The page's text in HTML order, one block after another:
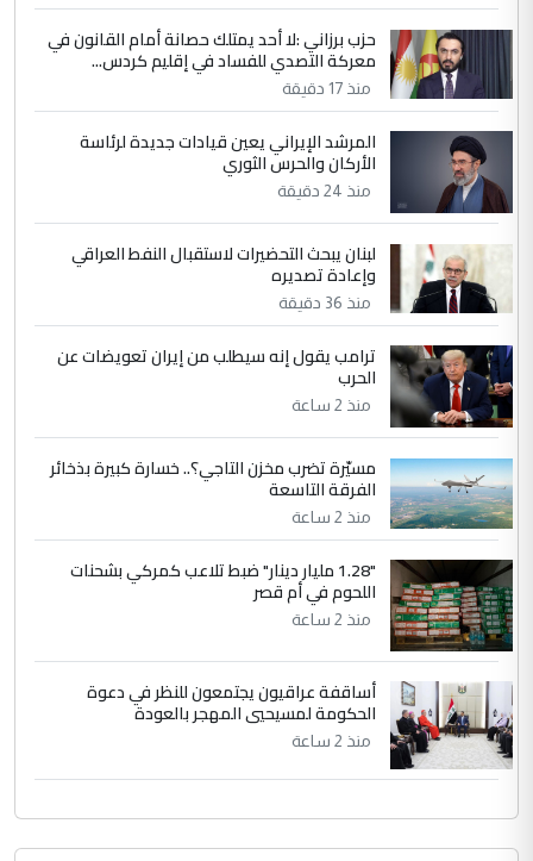
وبه نستعين
التعليق : في عهد النظام البائد وفي عام 1987
عندما قام النظام بفتح الماء للاهوار وفاضت
البساتين ...
الموضوع :
الكشف عن إجراءات لتمكين ضحايا
النظام السابق من التعويض (وثيقة)
5 وبه نستعين
عندما قام النظام بفتح الماء للاهوار وفاضت
البساتين ...
الموضوع :
الكشف عن إجراءات لتمكين ضحايا
النظام السابق من التعويض (وثيقة)
حزب برزاني :لا أحد يمتلك حصانة أمام القانون في
معركة التصدي للفساد في إقليم كردس...
منذ 17 دقيقة
المرشد الإيراني يعين قيادات جديدة لرئاسة
الأركان والحرس الثوري
منذ 24 دقيقة
لبنان يبحث التحضيرات لاستقبال النفط العراقي
وإعادة تصديره
منذ 36 دقيقة
ترامب يقول إنه سيطلب من إيران تعويضات عن
الحرب
منذ 2 ساعة
مسيّرة تضرب مخزن التاجي؟.. خسارة كبيرة بذخائر
الفرقة التاسعة
منذ 2 ساعة
"1.28 مليار دينار" ضبط تلاعب كمركي بشحنات
اللحوم في أم قصر
منذ 2 ساعة
أساقفة عراقيون يجتمعون للنظر في دعوة
الحكومة لمسيحيي المهجر بالعودة
منذ 2 ساعة